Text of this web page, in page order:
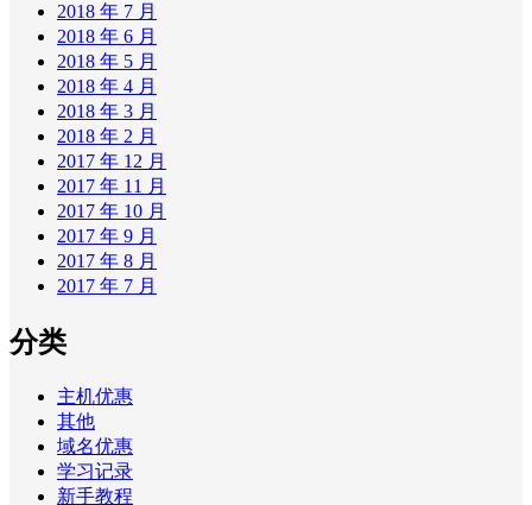
2018 年 7 月
2018 年 6 月
2018 年 5 月
2018 年 4 月
2018 年 3 月
2018 年 2 月
2017 年 12 月
2017 年 11 月
2017 年 10 月
2017 年 9 月
2017 年 8 月
2017 年 7 月
分类
主机优惠
其他
域名优惠
学习记录
新手教程